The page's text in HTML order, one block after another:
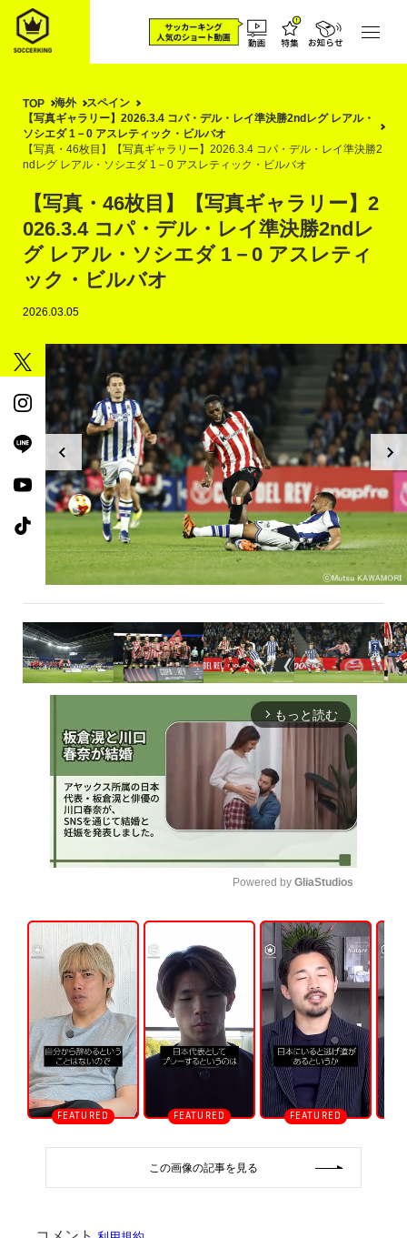
TOP 海外
スペイン
【写真ギャラリー】2026.3.4 コパ・デル・レイ準決勝2ndレグ レアル・
ソシエダ 1－0 アスレティック・ビルバオ
【写真・46枚目】【写真ギャラリー】2026.3.4 コパ・デル・レイ準決勝2
ndレグ レアル・ソシエダ 1－0 アスレティック・ビルバオ
【写真・46枚目】【写真ギャラリー】2
026.3.4 コパ・デル・レイ準決勝2ndレ
グ レアル・ソシエダ 1－0 アスレティ
ック・ビルバオ
2026.03.05
arrow_forward_ios もっと読む
n
m
u
t
e
Powered by GliaStudios
この画像の記事を見る